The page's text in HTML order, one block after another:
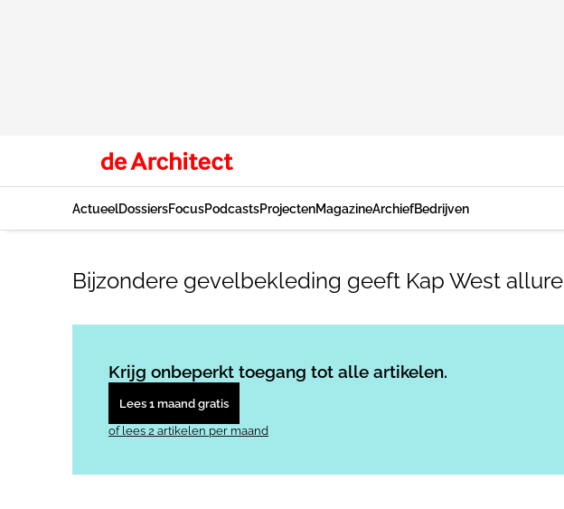
ActueelDossiersFocusPodcastsProjectenMagazineArchiefBedrijven
Bijzondere gevelbekleding geeft Kap West allure
Krijg onbeperkt toegang tot alle artikelen.
Lees 1 maand gratis
of lees 2 artikelen per maand